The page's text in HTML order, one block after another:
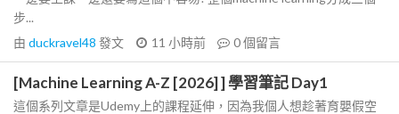
步...
由 duckravel48 發文 11 小時前 0個留言
[Machine Learning A-Z [2026] ] 學習筆記 Day1
這個系列文章是Udemy上的課程延伸，因為我個人想趁著育嬰假空